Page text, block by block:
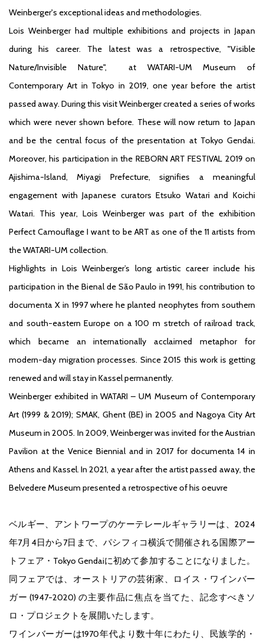
Weinberger's exceptional ideas and methodologies.
Lois Weinberger had multiple exhibitions and projects in Japan
during his career. The latest was a retrospective, "Visible
Nature/Invisible Nature", at WATARI-UM Museum of
Contemporary Art in Tokyo in 2019, one year before the artist
passed away. During this visit Weinberger created a series of works
which were never shown before. These will now return to Japan
and be the central focus of the presentation at Tokyo Gendai.
Moreover, his participation in the REBORN ART FESTIVAL 2019 on
Ajishima-Island, Miyagi Prefecture, signifies a meaningful
engagement with Japanese curators Etsuko Watari and Koichi
Watari. This year, Lois Weinberger was part of the exhibition
Perfect Camouflage I want to be ART as one of the 11 artists from
the WATARI-UM collection.
Highlights in Lois Weinberger’s long artistic career include his
participation in the Bienal de São Paulo in 1991, his contribution to
documenta X in 1997 where he planted neophytes from southern
and south-eastern Europe on a 100 m stretch of railroad track,
which became an internationally acclaimed metaphor for
modern-day migration processes. Since 2015 this work is getting
renewed and will stay in Kassel permanently.
Weinberger exhibited in WATARI – UM Museum of Contemporary
Art (1999 & 2019); SMAK, Ghent (BE) in 2005 and Nagoya City Art
Museum in 2005. In 2009, Weinberger was invited for the Austrian
Pavilion at the Venice Biennial and in 2017 for documenta 14 in
Athens and Kassel. In 2021, a year after the artist passed away, the
Belvedere Museum presented a retrospective of his oeuvre
ベルギー、アントワープのケーテレールギャラリーは、2024
年7月4日から7日まで、パシフィコ横浜で開催される国際アー
トフェア・Tokyo Gendaiに初めて参加することになりました。
同フェアでは、オーストリアの芸術家、ロイス・ワインバー
ガー (1947-2020) の主要作品に焦点を当てた、記念すべきソ
ロ・プロジェクトを展開いたします。
ワインバーガーは1970年代より数十年にわたり、民族学的・